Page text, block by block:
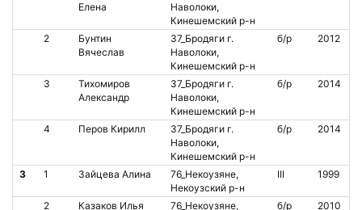
Елена
Наволоки,
Кинешемский р-н
2
Бунтин
Вячеслав
37_Бродяги г.
Наволоки,
Кинешемский р-н
б/р 2012
3
Тихомиров
Александр
37_Бродяги г.
Наволоки,
Кинешемский р-н
б/р 2014
4 Перов Кирилл
37_Бродяги г.
Наволоки,
Кинешемский р-н
б/р 2014
3 1 Зайцева Алина
76_Некоузяне,
Некоузский р-н
III 1999
2 Казаков Илья 76_Некоузяне, б/р 2010